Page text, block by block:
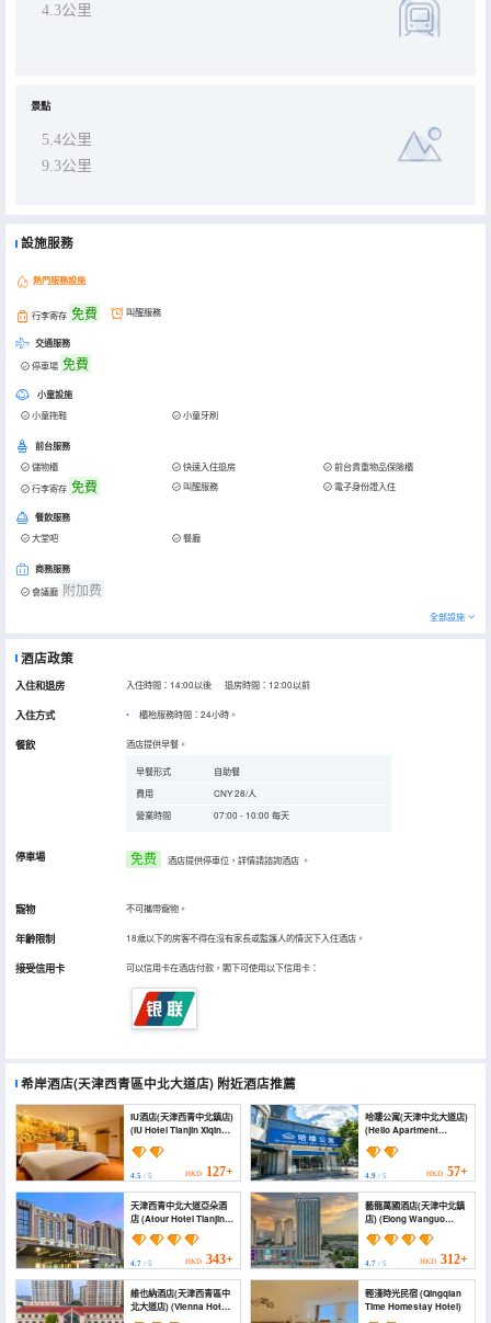
4.3公里
景點
5.4公里
9.3公里
設施服務
熱門服務設施
行李寄存 免費 叫醒服務
交通服務
停車場 免費
小童設施
小童拖鞋 小童牙刷
前台服務
儲物櫃 快速入住退房
前台貴重物品保險櫃
行李寄存 免費 叫醒服務 電子身份證入住
餐飲服務
大堂吧 餐廳
商務服務
會議廳 附加费
全部設施
酒店政策
入住和退房 入住時間：14:00以後 退房時間：12:00以前
入住方式 櫃枱服務時間：24小時。
餐飲 酒店提供早餐。
早餐形式
自助餐
費用
CNY 28/人
營業時間
07:00 - 10:00 每天
停車場 免费 酒店提供停車位，詳情請諮詢酒店 。
寵物 不可攜帶寵物。
年齡限制 18歲以下的房客不得在沒有家長或監護人的情況下入住酒店。
接受信用卡 可以信用卡在酒店付款，閣下可使用以下信用卡：
希岸酒店(天津西青區中北大道店) 附近酒店推薦
IU酒店(天津西青中北鎮店)
(IU Hotel Tianjin Xiqing
Branch)
4.5 / 5 HKD 127+
哈嘍公寓(天津中北大道店)
(Hello Apartment
Avenue Branch))
4.9/ 5 HKD 57+
天津西青中北大道亞朵酒
店 (Atour Hotel Tianjin
Xiqing Zhongbei
Avenue)
4.7 / 5 HKD 343+
藝龍萬國酒店(天津中北鎮
店) (Elong Wanguo
Hotel (Tianjin Zhongbei
Town))
4.7/ 5 HKD 312+
維也納酒店(天津西青區中
北大道店) (Vienna Hotel
(Tianjin Zhongbei
輕淺時光民宿 (Qingqian
Time Homestay Hotel)